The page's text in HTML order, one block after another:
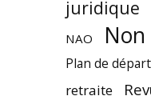
juridique
NAO Non
Plan de
retraite